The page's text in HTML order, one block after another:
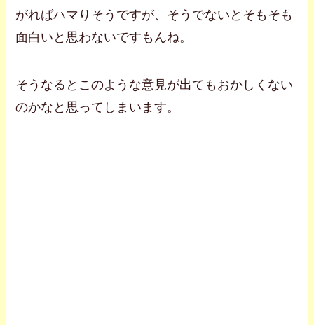
がればハマりそうですが、そうでないとそもそも
面白いと思わないですもんね。
そうなるとこのような意見が出てもおかしくない
のかなと思ってしまいます。